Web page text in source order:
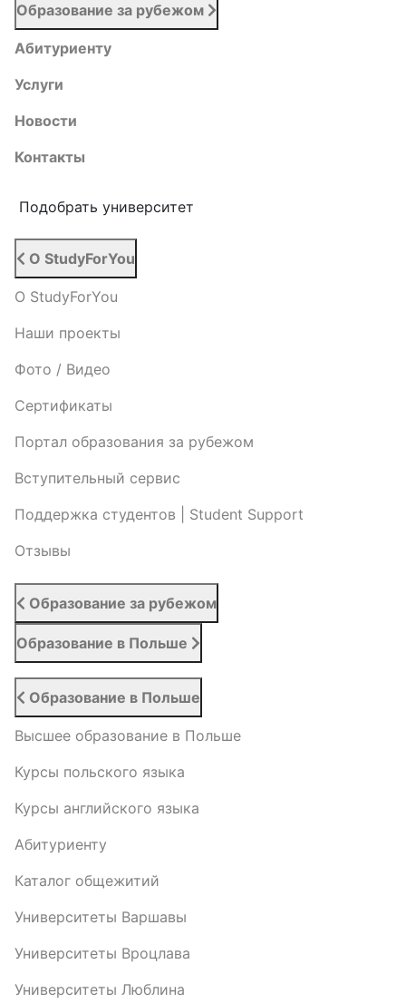
Образование за рубежом
Абитуриенту
Услуги
Новости
Контакты
Подобрать университет
О StudyForYou
О StudyForYou
Наши проекты
Фото / Видео
Cертификаты
Портал образования за рубежом
Вступительный сервис
Поддержка студентов | Student Support
Отзывы
Образование за рубежом
Образование в Польше
Образование в Польше
Высшее образование в Польше
Курсы польского языка
Курсы английского языка
Абитуриенту
Каталог общежитий
Университеты Варшавы
Университеты Вроцлава
Университеты Люблина